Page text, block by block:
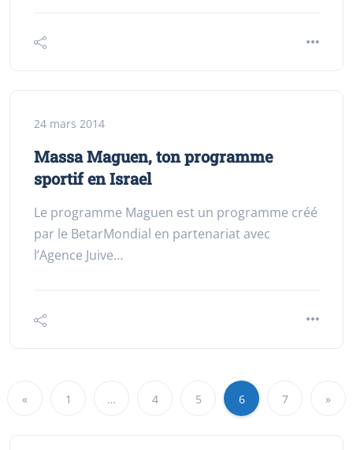
24 mars 2014
Massa Maguen, ton programme
sportif en Israel
Le programme Maguen est un programme créé
par le BetarMondial en partenariat avec
l’Agence Juive…
« 1 … 4 5 6 7 »